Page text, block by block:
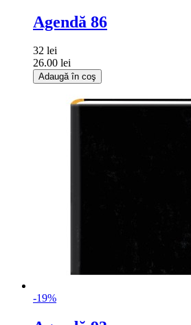
Agendă 86
32 lei
26.00 lei
Adaugă în coş
-19%